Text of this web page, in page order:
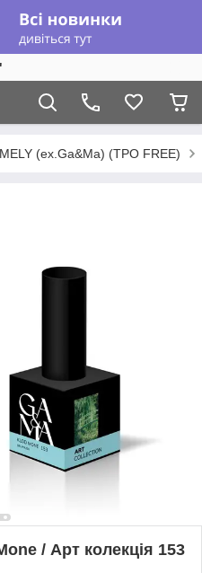
(ex.Ga&Ma) (TPO FREE)
/ Арт колекція 153